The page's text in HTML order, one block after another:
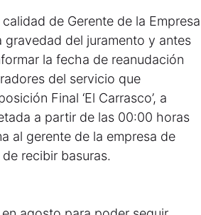
de Gerente de la Empresa
gravedad del juramento y antes
la fecha de reanudación
del servicio que
Final ‘El Carrasco’, a
a partir de las 00:00 horas
al gerente de la empresa de
recibir basuras.